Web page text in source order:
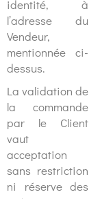
identité, à
l’adresse du
Vendeur,
mentionnée ci-
dessus.
La validation de
la commande
par le Client
vaut
acceptation
sans restriction
ni réserve des